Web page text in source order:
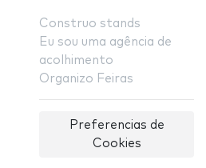
Construo stands
Eu sou uma agência de
acolhimento
Organizo Feiras
Preferencias de
Cookies